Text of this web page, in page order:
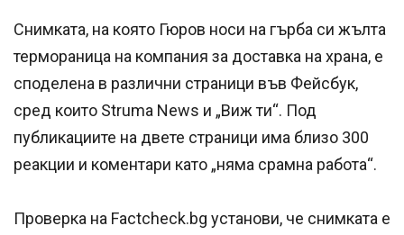
Снимката, на която Гюров носи на гърба си жълта
термораница на компания за доставка на храна, е
споделена в различни страници във Фейсбук,
сред които Struma News и „Виж ти“. Под
публикациите на двете страници има близо 300
реакции и коментари като „няма срамна работа“.
Проверка на Factcheck.bg установи, че снимката е